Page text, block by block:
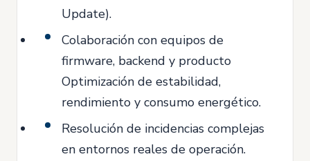
Update).
Colaboración con equipos de
firmware, backend y producto
Optimización de estabilidad,
rendimiento y consumo energético.
Resolución de incidencias complejas
en entornos reales de operación.